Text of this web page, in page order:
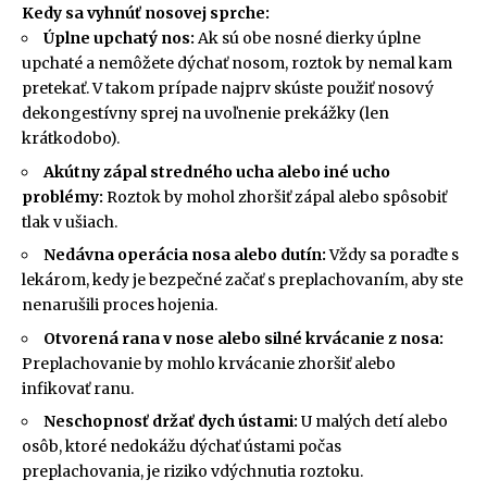
Kedy sa vyhnúť nosovej sprche:
Úplne upchatý nos: Ak sú obe nosné dierky úplne
upchaté a nemôžete dýchať nosom, roztok by nemal kam
pretekať. V takom prípade najprv skúste použiť nosový
dekongestívny sprej na uvoľnenie prekážky (len
krátkodobo).
Akútny zápal stredného ucha alebo iné ucho
problémy: Roztok by mohol zhoršiť zápal alebo spôsobiť
tlak v ušiach.
Nedávna operácia nosa alebo dutín:Vždy sa poraďte s
lekárom, kedy je bezpečné začať s preplachovaním, aby ste
nenarušili proces hojenia.
Otvorená rana v nose alebo silné krvácanie z nosa:
Preplachovanie by mohlo krvácanie zhoršiť alebo
infikovať ranu.
Neschopnosť držať dych ústami: U malých detí alebo
osôb, ktoré nedokážu dýchať ústami počas
preplachovania, je riziko vdýchnutia roztoku.